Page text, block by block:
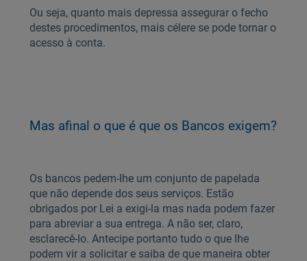
Ou seja, quanto mais depressa assegurar o fecho
destes procedimentos, mais célere se pode tornar o
acesso à conta.
Mas afinal o que é que os Bancos exigem?
Os bancos pedem-lhe um conjunto de papelada
que não depende dos seus serviços. Estão
obrigados por Lei a exigi-la mas nada podem fazer
para abreviar a sua entrega. A não ser, claro,
esclarecê-lo. Antecipe portanto tudo o que lhe
podem vir a solicitar e saiba de que maneira obter